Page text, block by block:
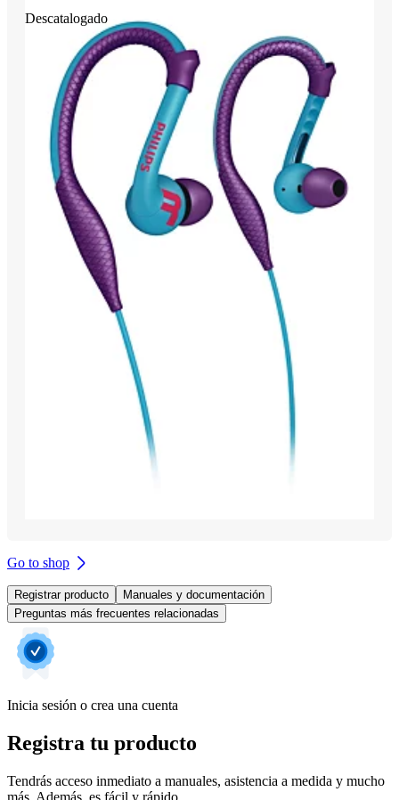
Descatalogado
Go to shop
Registrar producto
Manuales y documentación
Preguntas más frecuentes relacionadas
Inicia sesión o crea una cuenta
Registra tu producto
Tendrás acceso inmediato a manuales, asistencia a medida y mucho